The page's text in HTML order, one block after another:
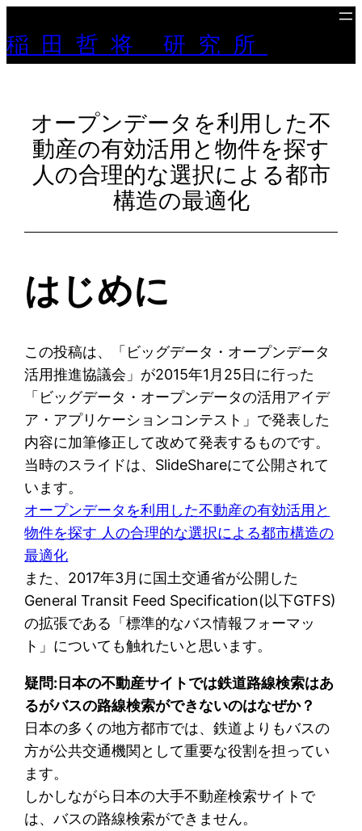
稲田哲将 研究所
オープンデータを利用した不
動産の有効活用と物件を探す
人の合理的な選択による都市
構造の最適化
はじめに
この投稿は、「ビッグデータ・オープンデータ
活用推進協議会」が2015年1月25日に行った
「ビッグデータ・オープンデータの活用アイデ
ア・アプリケーションコンテスト」で発表した
内容に加筆修正して改めて発表するものです。
当時のスライドは、SlideShareにて公開されて
います。
オープンデータを利用した不動産の有効活用と
物件を探す 人の合理的な選択による都市構造の
最適化
また、2017年3月に国土交通省が公開した
General Transit Feed Specification(以下GTFS)
の拡張である「標準的なバス情報フォーマッ
ト」についても触れたいと思います。
疑問:日本の不動産サイトでは鉄道路線検索はあ
るがバスの路線検索ができないのはなぜか？
日本の多くの地方都市では、鉄道よりもバスの
方が公共交通機関として重要な役割を担ってい
ます。
しかしながら日本の大手不動産検索サイトで
は、バスの路線検索ができません。